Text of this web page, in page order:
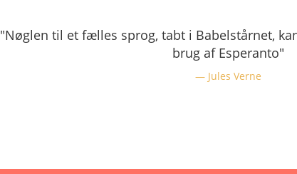
"Nøglen til et fælles sprog, tabt i Babelstårnet,
brug af Esperanto"
Jules Verne